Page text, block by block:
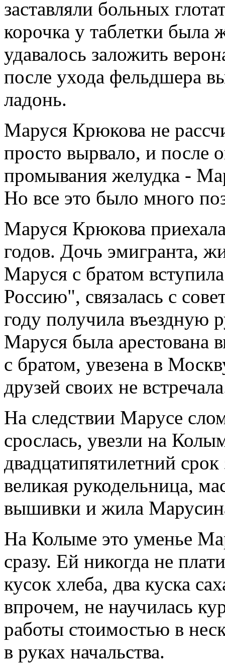
заставляли больных
корочка у таблетки
удавалось заложить
после ухода фельдшера
ладонь.
Маруся Крюкова не
просто вырвало, и после
промывания желудка -
Но все это было много
Маруся Крюкова
годов. Дочь эмигранта,
Маруся с братом
Россию", связалась с
году получила въездную
Маруся была арестована
с братом, увезена в
друзей своих не
На следствии Марусе
срослась, увезли на
двадцатипятилетний
великая рукодельница,
вышивки и жила
На Колыме это уменье
сразу. Ей никогда не
кусок хлеба, два куска
впрочем, не научилась
работы стоимостью в
в руках начальства.